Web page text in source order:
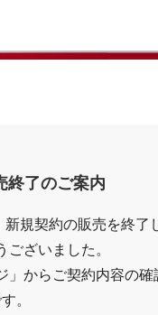
終了のご案内
規契約の販売を終了
ざいました。
」からご契約内容の確
。